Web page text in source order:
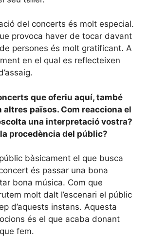
del concerts és molt especial.
provoca haver de tocar davant
persones és molt gratificant. A
en el qual es reflecteixen
que oferiu aquí, també
altres països. Com reacciona el
una interpretació vostra?
procedència del públic?
bàsicament el que busca
és passar una bona
bona música. Com que
molt dalt l’escenari el públic
d’aquests instans. Aquesta
és el que acaba donant
fem.